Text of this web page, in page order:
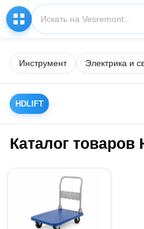
Инструмент Электрика и
HDLIFT
Каталог товаров